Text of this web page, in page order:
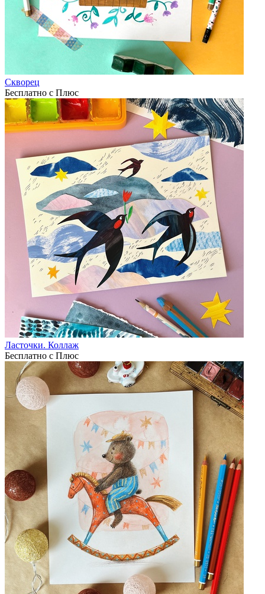
Скворец
Бесплатно с Плюс
Ласточки. Коллаж
Бесплатно с Плюс